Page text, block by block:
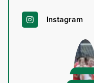
Instagram